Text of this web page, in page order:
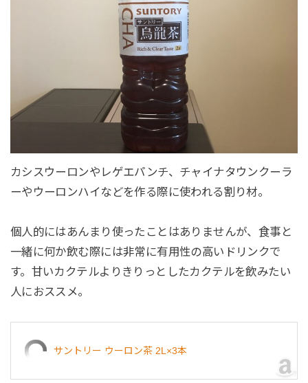
カシスウーロンやレゲエパンチ、チャイナタウンクーラ
ーやウーロンハイなどを作る際に使われる割り材。
個人的にはあんまり使ったことはありませんが、食事と
一緒に何か飲む際には非常に有用性の高いドリンクで
す。甘いカクテルよりきりっとしたカクテルを飲みたい
人におススメ。
サントリー ウーロン茶 2L×3本